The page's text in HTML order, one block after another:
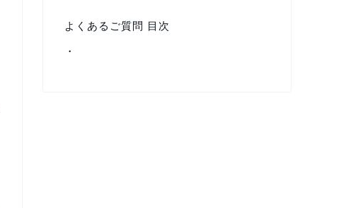
よくあるご質問 目次
・